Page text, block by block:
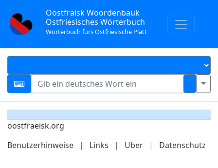
Oostfräisk Woordenbauk
Ostfriesisches Wörterbuch
Wörterbuch fürs Ostfriesische Platt
oostfraeisk.org
Benutzerhinweise
| Links | Über | Datenschutz